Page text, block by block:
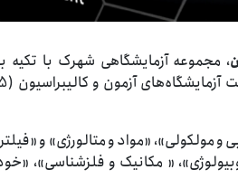
، مجموعه آزمایشگاهی شهرک با
و مولکولی»، «مواد و متالورژی» و
« مکانیک و فلزشناسی»،